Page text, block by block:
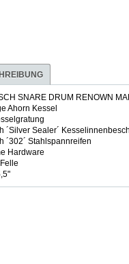
SNARE DRUM RENOWN
Ahorn Kessel
´Silver Sealer´
´302´ Stahlspannreifen
Hardware